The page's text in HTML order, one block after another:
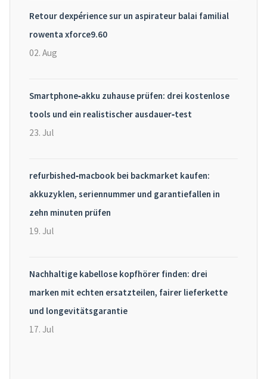
Retour dexpérience sur un aspirateur balai familial
rowenta xforce9.60
02. Aug
Smartphone‑akku zuhause prüfen: drei kostenlose
tools und ein realistischer ausdauer‑test
23. Jul
refurbished‑macbook bei backmarket kaufen:
akkuzyklen, seriennummer und garantiefallen in
zehn minuten prüfen
19. Jul
Nachhaltige kabellose kopfhörer finden: drei
marken mit echten ersatzteilen, fairer lieferkette
und longevitätsgarantie
17. Jul